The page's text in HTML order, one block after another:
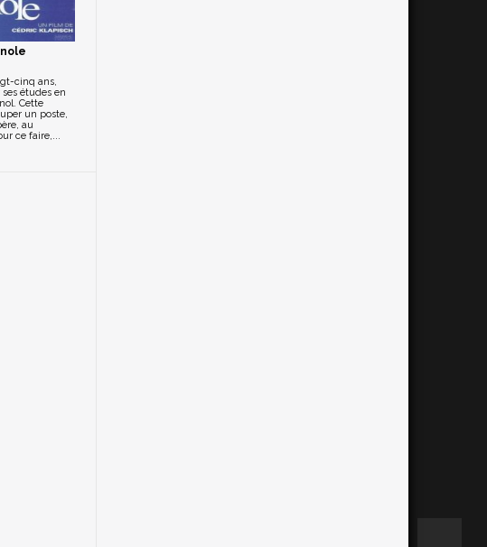
cinq ans,
études en
Cette
un poste,
au
ce faire,...